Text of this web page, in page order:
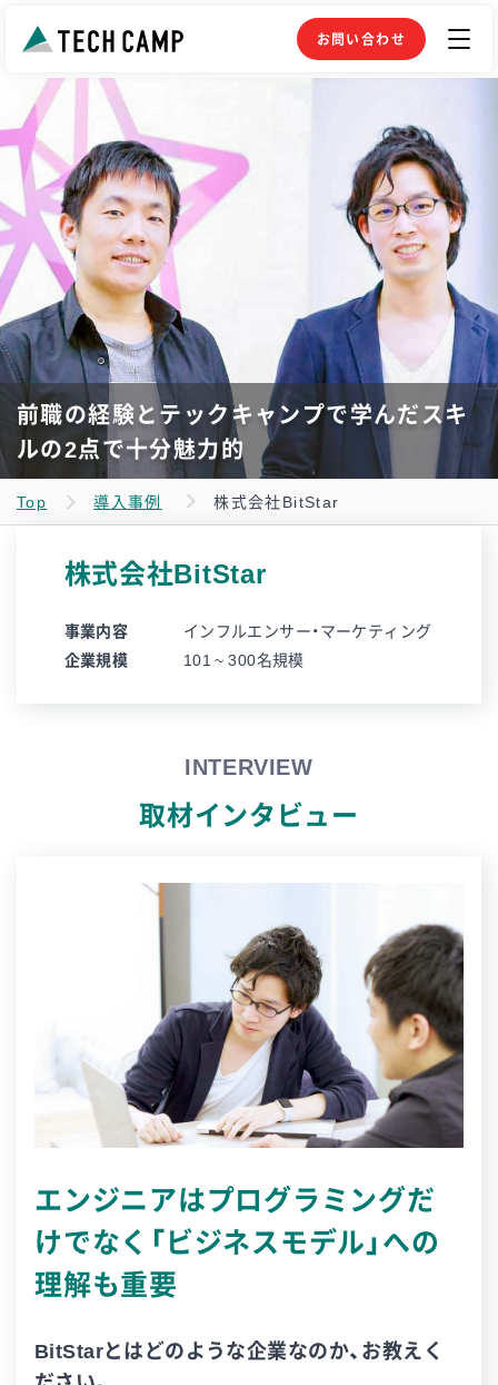
お問い合わせ
前職の経験とテックキャンプで学んだスキ
ルの2点で十分魅力的
Top 導入事例 株式会社BitStar
株式会社BitStar
事業内容
インフルエンサー・マーケティング
企業規模
101 ~ 300名規模
INTERVIEW
取材インタビュー
エンジニアはプログラミングだ
けでなく「ビジネスモデル」への
理解も重要
BitStarとはどのような企業なのか、お教えく